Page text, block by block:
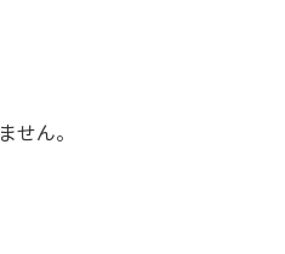
せん。